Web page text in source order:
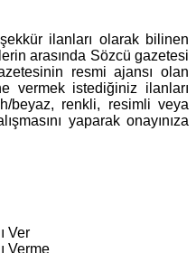
ilanları olarak bilinen
arasında Sözcü gazetesi
resmi ajansı olan
vermek istediğiniz ilanları
beyaz, renkli, resimli veya
yaparak onayınıza
Ver
Verme